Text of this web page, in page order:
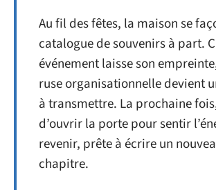
Au fil des fêtes, la maison se
catalogue de souvenirs à part.
événement laisse son
ruse organisationnelle devient
à transmettre. La prochaine
d’ouvrir la porte pour sentir
revenir, prête à écrire un
chapitre.